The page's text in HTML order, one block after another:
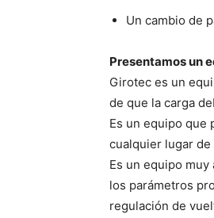
Un cambio de
Presentamos un
Girotec es un
de que la carga
Es un equipo que
cualquier lugar
Es un equipo
los parámetros
regulación de